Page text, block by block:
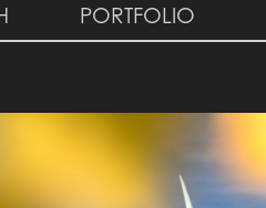
PORTFOLIO